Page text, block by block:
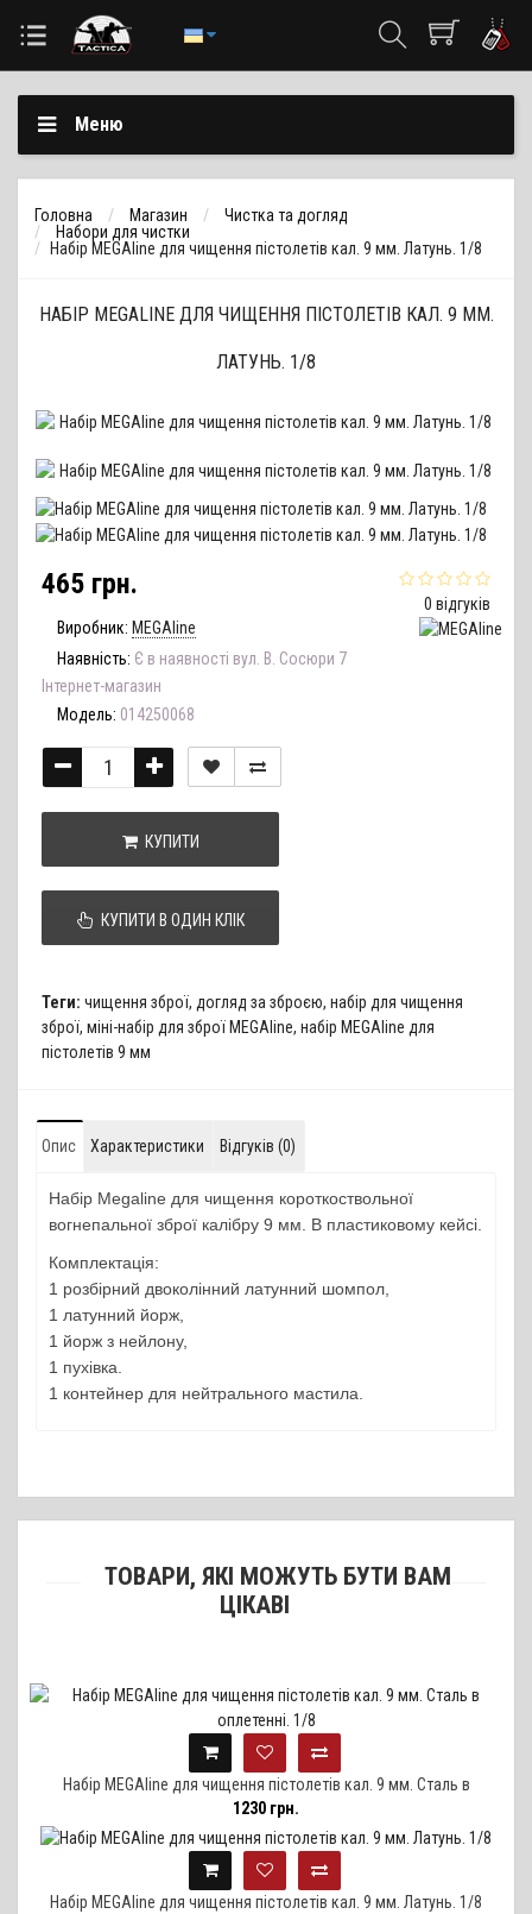
Меню
Головна Магазин
Чистка та догляд
Набори для чистки
Набір MEGAline для чищення пістолетів кал. 9 мм. Латунь. 1/8
НАБІР MEGALINE ДЛЯ ЧИЩЕННЯ ПІСТОЛЕТІВ КАЛ. 9 ММ.
ЛАТУНЬ. 1/8
0 відгуків
465 грн.
Виробник: MEGAline
Наявність: Є в наявності вул. В. Сосюри 7
Інтернет-магазин
Модель: 014250068
КУПИТИ
КУПИТИ В ОДИН КЛІК
Теги: чищення зброї, догляд за зброєю, набір для чищення
зброї, міні-набір для зброї MEGAline, набір MEGAline для
пістолетів 9 мм
Опис Характеристики Відгуків (0)
Набір Megaline для чищення короткоствольної
вогнепальної зброї калібру 9 мм. В пластиковому кейсі.
Комплектація:
1 розбірний двоколінний латунний шомпол,
1 латунний йорж,
1 йорж з нейлону,
1 пухівка.
1 контейнер для нейтрального мастила.
ТОВАРИ, ЯКІ МОЖУТЬ БУТИ ВАМ
ЦІКАВІ
Набір MEGAline для чищення пістолетів кал. 9 мм. Сталь в
оплетенні. 1/8
1230 грн.
Набір MEGAline для чищення пістолетів кал. 9 мм. Латунь. 1/8